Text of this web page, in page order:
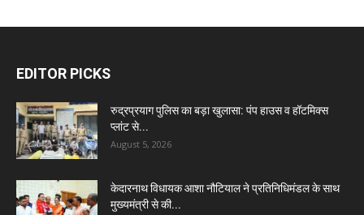
EDITOR PICKS
रुद्रप्रयाग पुलिस का बड़ा खुलासा: पंप हाउस व हॉटमिक्स
प्लांट से...
August 5, 2026
केदारनाथ विधायक आशा नौटियाल ने प्रतिनिधिमंडल के साथ
मुख्यमंत्री से की...